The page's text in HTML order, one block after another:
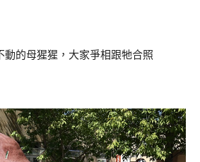
動的母猩猩，大家爭相跟牠合照